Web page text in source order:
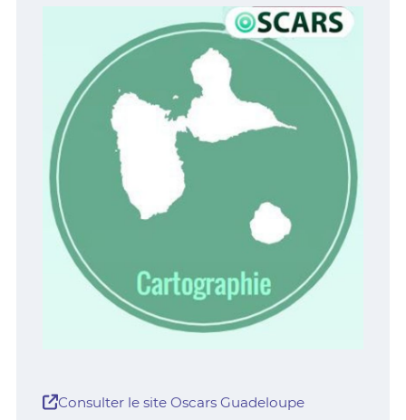
Consulter le site Oscars Guadeloupe